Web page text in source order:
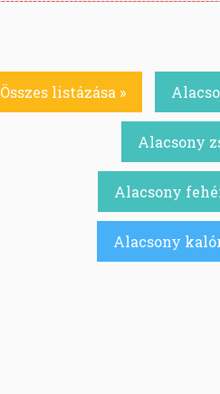
Összes listázása »
Alacsony
Alacsony
Alacsony